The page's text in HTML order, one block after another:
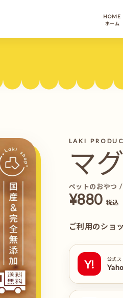
HOME
ホーム
LAKI
マ
ペットのおやつ
¥880 税込
ご利用のショ
Y! 公式ス